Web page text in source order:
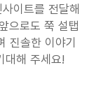
이트를 전달해
으로도 쭉 설탭
진솔한 이야기
대해 주세요!